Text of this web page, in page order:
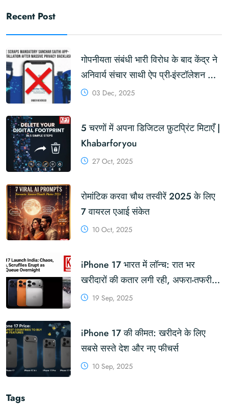
Recent Post
गोपनीयता संबंधी भारी विरोध के बाद केंद्र ने
अनिवार्य संचार साथी ऐप प्री-इंस्टॉलेशन को
रद्द किया
03 Dec, 2025
5 चरणों में अपना डिजिटल फ़ुटप्रिंट मिटाएँ |
Khabarforyou
27 Oct, 2025
रोमांटिक करवा चौथ तस्वीरें 2025 के लिए
7 वायरल एआई संकेत
10 Oct, 2025
iPhone 17 भारत में लॉन्च: रात भर
खरीदारों की कतार लगी रही, अफरा-तफरी
और हाथापाई
19 Sep, 2025
iPhone 17 की कीमत: खरीदने के लिए
सबसे सस्ते देश और नए फीचर्स
10 Sep, 2025
Tags